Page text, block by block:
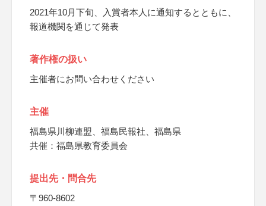
2021年10月下旬、入賞者本人に通知するとともに、
報道機関を通じて発表
著作権の扱い
主催者にお問い合わせください
主催
福島県川柳連盟、福島民報社、福島県
共催：福島県教育委員会
提出先・問合先
〒960-8602